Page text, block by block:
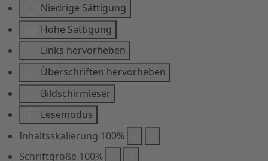
Niedrige Sättigung
Hohe Sättigung
Links hervorheben
Überschriften hervorheben
Bildschirmleser
Lesemodus
Inhaltsskalierung 100%
Schriftgröße 100%